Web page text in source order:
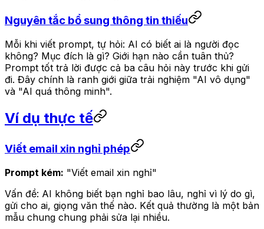
Nguyên tắc bổ sung thông tin thiếu
Mỗi khi viết prompt, tự hỏi: AI có biết ai là người đọc
không? Mục đích là gì? Giới hạn nào cần tuân thủ?
Prompt tốt trả lời được cả ba câu hỏi này trước khi gửi
đi. Đây chính là ranh giới giữa trải nghiệm "AI vô dụng"
và "AI quá thông minh".
Ví dụ thực tế
Viết email xin nghỉ phép
Prompt kém: "Viết email xin nghỉ"
Vấn đề: AI không biết bạn nghỉ bao lâu, nghỉ vì lý do gì,
gửi cho ai, giọng văn thế nào. Kết quả thường là một bản
mẫu chung chung phải sửa lại nhiều.